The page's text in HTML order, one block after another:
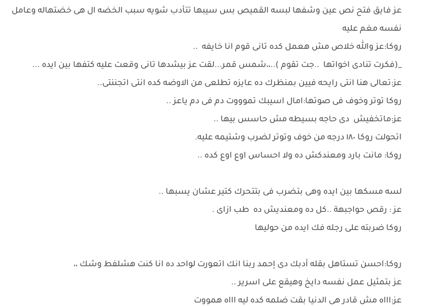
عز فايق فتح نص عين وشفها لبسه القميص بس سيبها تتأدب شويه سبب الخضه ال هى خضتهاله وعامل
نفسه مغم عليه
روكا:عز والله خلاص مش هعمل كده تانى قوم انا خايفه ..
_(فكرت تنادى اخواتها ..جت تقوم )..،،شمس قمر...لقت عز بيشدها تانى وقعت عليه كتفها بين ايده ...
عز:تعالى هنا انتى رايحه فيين بمنظرك ده عايزه تطلعى من الاوضه كده انتى اتجننتى..
روكا توتر وخوف فى صوتها:امال اسيبك تموووت دم فى دم ياعز ..
عز:ماتخفيش دى حاجه بسيطه مش حاسس بيها ..
اتحولت روكا ١٨٠ درجه من خوف وتوتر لضرب وشتيمه عليه.
روكا: مانت بارد ومعندكش ده ولا احساس اوع اوع كده ..
لسه مسكها بين ايده وهى بتضرب فى بتتحرك كتير عشان يسبها ..
عز : رقص حواجبهة ..كل ده ومعنديش ده طب ازاى .
روكا ضربته على رجله فك ايده من حوليها
روكا:احسن تستاهل بقله أدبك دى إحمد ربنا انك اتعورت لواحد ده انا كنت هشلفط وشك ،،
عز بتمثيل عمل نفسه دايخ وهيقع على اسرير ..
عز:اااه مش قادر هى الدنيا بقت ضلمه كده ليه اااه همووت